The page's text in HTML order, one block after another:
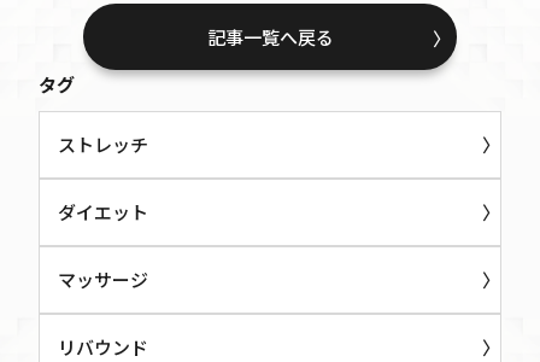
記事一覧へ戻る
タグ
ストレッチ
ダイエット
マッサージ
リバウンド